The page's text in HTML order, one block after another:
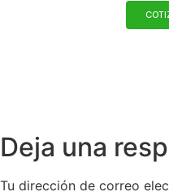
Deja una
Tu dirección de correo